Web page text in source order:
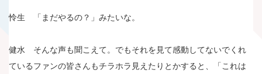
怜生 「まだやるの？」みたいな。
健水 そんな声も聞こえて。でもそれを見て感動してないでくれ
ているファンの皆さんもチラホラ見えたりとかすると、「これは